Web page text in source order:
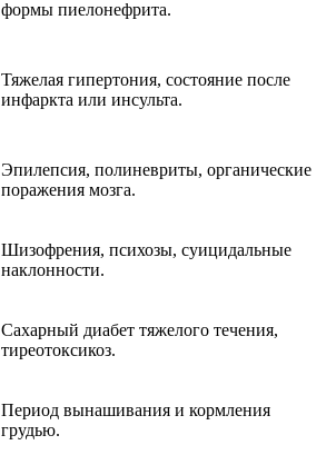
формы пиелонефрита.
Тяжелая гипертония, состояние после
инфаркта или инсульта.
Эпилепсия, полиневриты, органические
поражения мозга.
Шизофрения, психозы, суицидальные
наклонности.
Сахарный диабет тяжелого течения,
тиреотоксикоз.
Период вынашивания и кормления
грудью.